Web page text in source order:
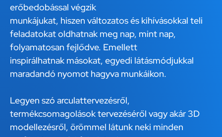
erőbedobással végzik
munkájukat, hiszen változatos és kihívásokkal teli
feladatokat oldhatnak meg nap, mint nap,
folyamatosan fejlődve. Emellett
inspirálhatnak másokat, egyedi látásmódjukkal
maradandó nyomot hagyva munkáikon.
Legyen szó arculattervezésről,
termékcsomagolások tervezéséről vagy akár 3D
modellezésről, örömmel látunk neki minden